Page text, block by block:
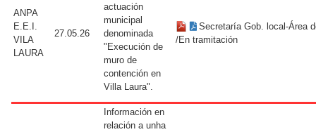
ANPA
E.E.I.
VILA
LAURA
27.05.26
actuación
municipal
denominada
"Execución de
muro de
contención en
Villa Laura".
Secretaría Gob. local-Área
/En tramitación
Información en
relación a unha